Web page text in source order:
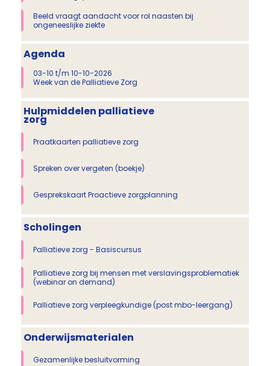
Beeld vraagt aandacht voor rol naasten bij
ongeneeslijke ziekte
Agenda
03-10 t/m 10-10-2026
Week van de Palliatieve Zorg
Hulpmiddelen palliatieve
zorg
Praatkaarten palliatieve zorg
Spreken over vergeten (boekje)
Gesprekskaart Proactieve zorgplanning
Scholingen
Palliatieve zorg - Basiscursus
Palliatieve zorg bij mensen met verslavingsproblematiek
(webinar on demand)
Palliatieve zorg verpleegkundige (post mbo-leergang)
Onderwijsmaterialen
Gezamenlijke besluitvorming